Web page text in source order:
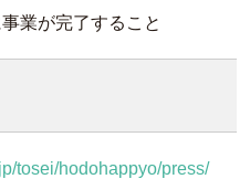
業が完了すること
tosei/hodohappyo/press/